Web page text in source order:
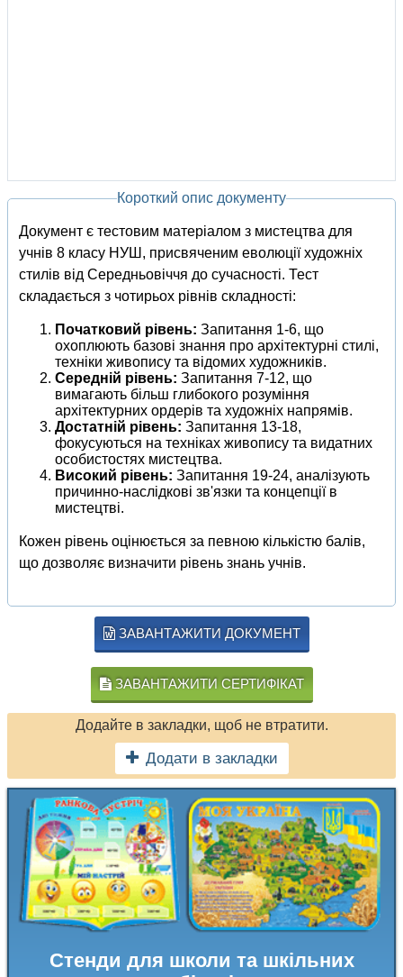
Короткий опис документу
Документ є тестовим матеріалом з мистецтва для
учнів 8 класу НУШ, присвяченим еволюції художніх
стилів від Середньовіччя до сучасності. Тест
складається з чотирьох рівнів складності:
Початковий рівень: Запитання 1-6, що
охоплюють базові знання про архітектурні стилі,
техніки живопису та відомих художників.
Середній рівень: Запитання 7-12, що
вимагають більш глибокого розуміння
архітектурних ордерів та художніх напрямів.
Достатній рівень: Запитання 13-18,
фокусуються на техніках живопису та видатних
особистостях мистецтва.
Високий рівень: Запитання 19-24, аналізують
причинно-наслідкові зв'язки та концепції в
мистецтві.
Кожен рівень оцінюється за певною кількістю балів,
що дозволяє визначити рівень знань учнів.
ЗАВАНТАЖИТИ ДОКУМЕНТ
ЗАВАНТАЖИТИ СЕРТИФІКАТ
Додайте в закладки, щоб не втратити.
Додати в закладки
Стенди для школи та шкільних